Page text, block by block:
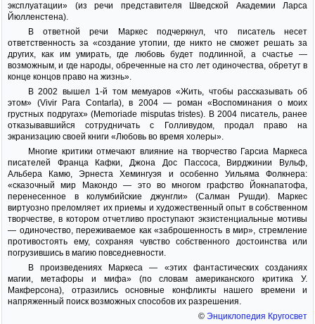
эксплуатации» (из речи представителя Шведской Академии Ларса
Йюлленстена).
В ответной речи Маркес подчеркнул, что писатель несет
ответственность за «создание утопии, где никто не сможет решать за
других, как им умирать, где любовь будет подлинной, а счастье —
возможным, и где народы, обреченные на сто лет одиночества, обретут в
конце концов право на жизнь».
В 2002 вышел 1-й том мемуаров «Жить, чтобы рассказывать об
этом» (Vivir Para Contarla), в 2004 — роман «Воспоминания о моих
грустных подругах» (Memoriade misputas tristes). В 2004 писатель, ранее
отказывавшийся сотрудничать с Голливудом, продал право на
экранизацию своей книги «Любовь во время холеры».
Многие критики отмечают влияние на творчество Гарсиа Маркеса
писателей Франца Кафки, Джона Дос Пассоса, Вирджинии Вульф,
Альбера Камю, Эрнеста Хемингуэя и особенно Уильяма Фолкнера:
«сказочный мир Макондо — это во многом графство Йокнапатофа,
перенесенное в колумбийские джунгли» (Салман Рушди). Маркес
виртуозно преломляет их приемы и художественный опыт в собственном
творчестве, в котором отчетливо проступают экзистенциальные мотивы
— одиночество, переживаемое как «заброшенность в мир», стремление
противостоять ему, сохраняя чувство собственного достоинства или
погрузившись в магию повседневности.
В произведениях Маркеса — «этих фантастических созданиях
магии, метафоры и мифа» (по словам американского критика У.
Макферсона), отразились основные конфликты нашего времени и
напряженный поиск возможных способов их разрешения.
© Энциклопедия Кругосвет